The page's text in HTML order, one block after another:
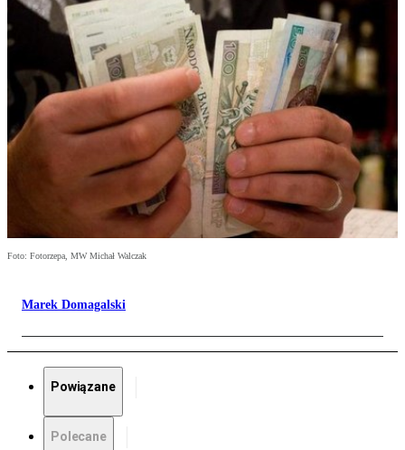
Foto: Fotorzepa, MW Michał Walczak
Marek Domagalski
Powiązane
Polecane